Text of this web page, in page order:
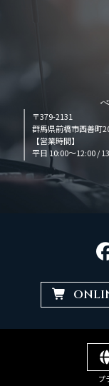
〒379-2131
群馬県前橋市西善町
【営業時間】
平日 10:00～12:00 /
プ